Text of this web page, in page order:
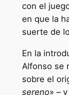
con el
en que la
suerte de
En la
Alfonso se
sobre el
sereno» –